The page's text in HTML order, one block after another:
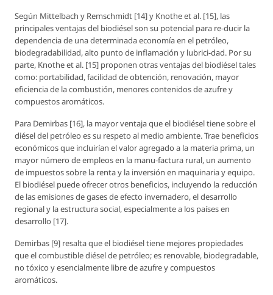
Según Mittelbach y Remschmidt [14] y Knothe et al. [15], las
principales ventajas del biodiésel son su potencial para re-ducir la
dependencia de una determinada economía en el petróleo,
biodegradabilidad, alto punto de inflamación y lubrici-dad. Por su
parte, Knothe et al. [15] proponen otras ventajas del biodiésel tales
como: portabilidad, facilidad de obtención, renovación, mayor
eficiencia de la combustión, menores contenidos de azufre y
compuestos aromáticos.
Para Demirbas [16], la mayor ventaja que el biodiésel tiene sobre el
diésel del petróleo es su respeto al medio ambiente. Trae beneficios
económicos que incluirían el valor agregado a la materia prima, un
mayor número de empleos en la manu-factura rural, un aumento
de impuestos sobre la renta y la inversión en maquinaria y equipo.
El biodiésel puede ofrecer otros beneficios, incluyendo la reducción
de las emisiones de gases de efecto invernadero, el desarrollo
regional y la estructura social, especialmente a los países en
desarrollo [17].
Demirbas [9] resalta que el biodiésel tiene mejores propiedades
que el combustible diésel de petróleo; es renovable, biodegradable,
no tóxico y esencialmente libre de azufre y compuestos
aromáticos.